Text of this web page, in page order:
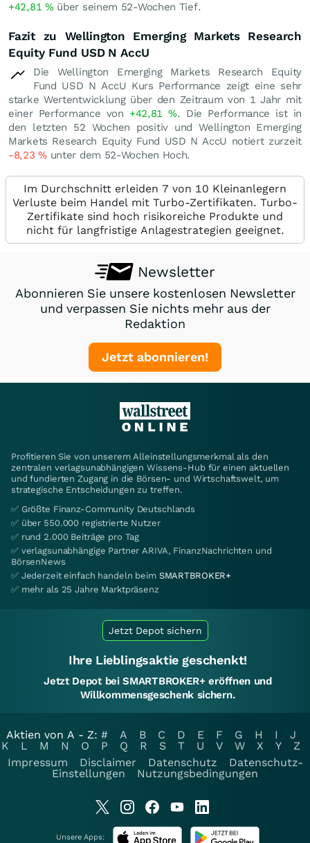
+42,81 %über seinem 52-Wochen Tief.
Fazit zu Wellington Emerging Markets Research
Equity Fund USD N AccU
Die Wellington Emerging Markets Research Equity
Fund USD N AccU Kurs Performance zeigt eine sehr
starke Wertentwicklung über den Zeitraum von 1 Jahr mit
einer Performance von +42,81%. Die Performance ist in
den letzten 52 Wochen positiv und Wellington Emerging
Markets Research Equity Fund USD N AccU notiert zurzeit
-8,23%unter dem 52-Wochen Hoch.
Im Durchschnitt erleiden 7 von 10 Kleinanlegern
Verluste beim Handel mit Turbo-Zertifikaten. Turbo-
Zertifikate sind hoch risikoreiche Produkte und
nicht für langfristige Anlagestrategien geeignet.
Newsletter
Abonnieren Sie unsere kostenlosen Newsletter
und verpassen Sie nichts mehr aus der
Redaktion
Jetzt abonnieren!
Profitieren Sie von unserem Alleinstellungsmerkmal als den
zentralen verlagsunabhängigen Wissens-Hub für einen aktuellen
und fundierten Zugang in die Börsen- und Wirtschaftswelt, um
strategische Entscheidungen zu treffen.
✅ Größte Finanz-Community Deutschlands
✅ über 550.000 registrierte Nutzer
✅ rund 2.000 Beiträge pro Tag
✅ verlagsunabhängige Partner ARIVA, FinanzNachrichten und
BörsenNews
✅ Jederzeit einfach handeln beim SMARTBROKER+
✅ mehr als 25 Jahre Marktpräsenz
Jetzt Depot sichern
Ihre Lieblingsaktie geschenkt!
Jetzt Depot bei SMARTBROKER+ eröffnen und
Willkommensgeschenk sichern.
Aktien von A - Z: # A B C D E F G H I
J
K
L M N O P Q R S T U V W X Y
Z
Impressum
Disclaimer Datenschutz
Datenschutz-
Einstellungen
Nutzungsbedingungen
Unsere Apps: